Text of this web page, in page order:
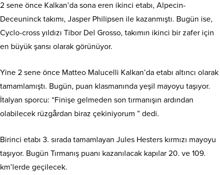
2 sene önce Kalkan’da sona eren ikinci etabı, Alpecin-
Deceuninck takımı, Jasper Philipsen ile kazanmıştı. Bugün ise,
Cyclo-cross yıldızı Tibor Del Grosso, takımın ikinci bir zafer için
en büyük şansı olarak görünüyor.
Yine 2 sene önce Matteo Malucelli Kalkan’da etabı altıncı olarak
tamamlamıştı. Bugün, puan klasmanında yeşil mayoyu taşıyor.
İtalyan sporcu: “Finişe gelmeden son tırmanışın ardından
olabilecek rüzgârdan biraz çekiniyorum ” dedi.
Birinci etabı 3. sırada tamamlayan Jules Hesters kırmızı mayoyu
taşıyor. Bugün Tırmanış puanı kazanılacak kapılar 20. ve 109.
km’lerde geçilecek.